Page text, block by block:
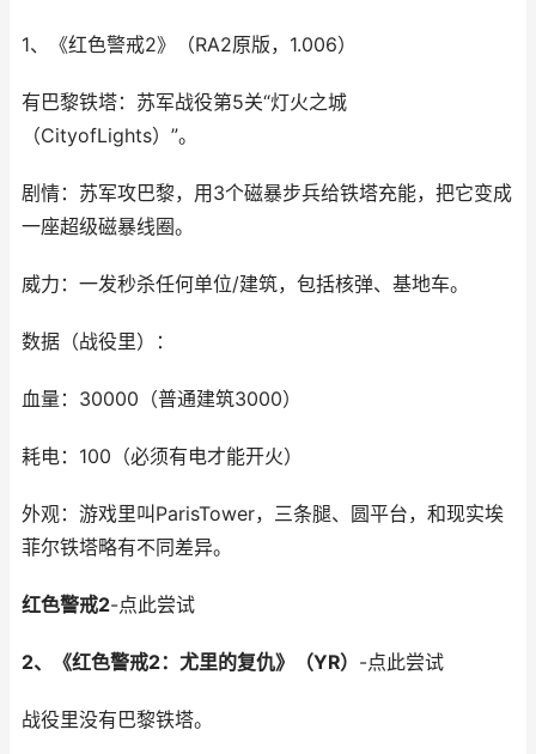
1、《红色警戒2》（RA2原版，1.006）
有巴黎铁塔：苏军战役第5关“灯火之城
（CityofLights）”。
剧情：苏军攻巴黎，用3个磁暴步兵给铁塔充能，把它变成
一座超级磁暴线圈。
威力：一发秒杀任何单位/建筑，包括核弹、基地车。
数据（战役里）：
血量：30000（普通建筑3000）
耗电：100（必须有电才能开火）
外观：游戏里叫ParisTower，三条腿、圆平台，和现实埃
菲尔铁塔略有不同差异。
红色警戒2-点此尝试
2、《红色警戒2：尤里的复仇》（YR） -点此尝试
战役里没有巴黎铁塔。